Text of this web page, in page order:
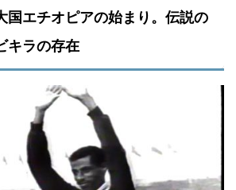
エチオピアの始まり。伝説の
キラの存在